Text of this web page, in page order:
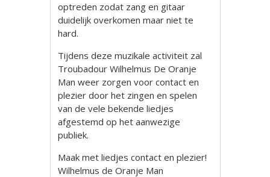
optreden zodat zang en gitaar
duidelijk overkomen maar niet te
hard.
Tijdens deze muzikale activiteit zal
Troubadour Wilhelmus De Oranje
Man weer zorgen voor contact en
plezier door het zingen en spelen
van de vele bekende liedjes
afgestemd op het aanwezige
publiek.
Maak met liedjes contact en plezier!
Wilhelmus de Oranje Man